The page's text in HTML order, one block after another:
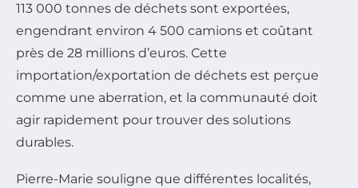
113 000 tonnes de déchets sont exportées,
engendrant environ 4 500 camions et coûtant
près de 28 millions d’euros. Cette
importation/exportation de déchets est perçue
comme une aberration, et la communauté doit
agir rapidement pour trouver des solutions
durables.
Pierre-Marie souligne que différentes localités,